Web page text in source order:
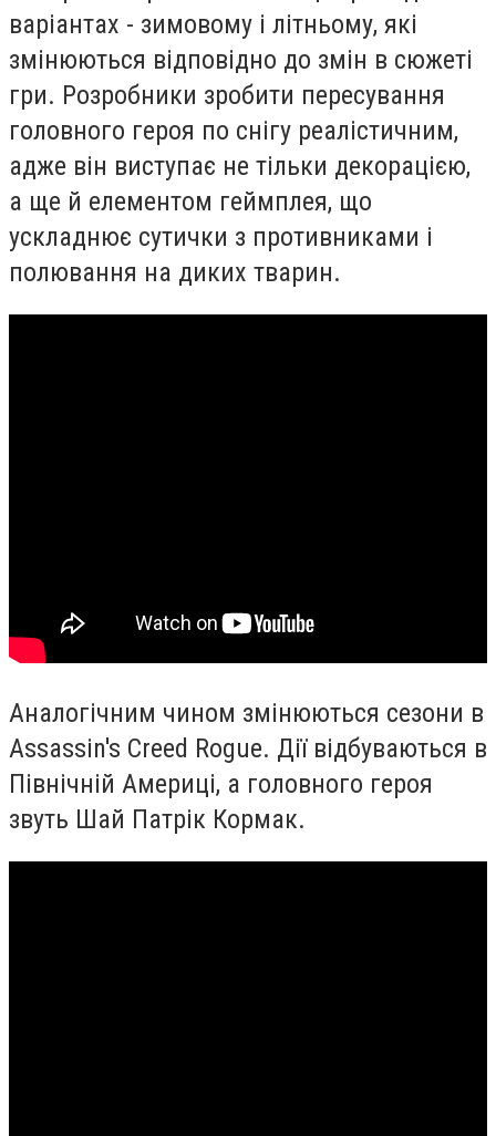
варіантах - зимовому і літньому, які
змінюються відповідно до змін в сюжеті
гри. Розробники зробити пересування
головного героя по снігу реалістичним,
адже він виступає не тільки декорацією,
а ще й елементом геймплея, що
ускладнює сутички з противниками і
полювання на диких тварин.
Аналогічним чином змінюються сезони в
Assassin's Creed Rogue. Дії відбуваються в
Північній Америці, а головного героя
звуть Шай Патрік Кормак.